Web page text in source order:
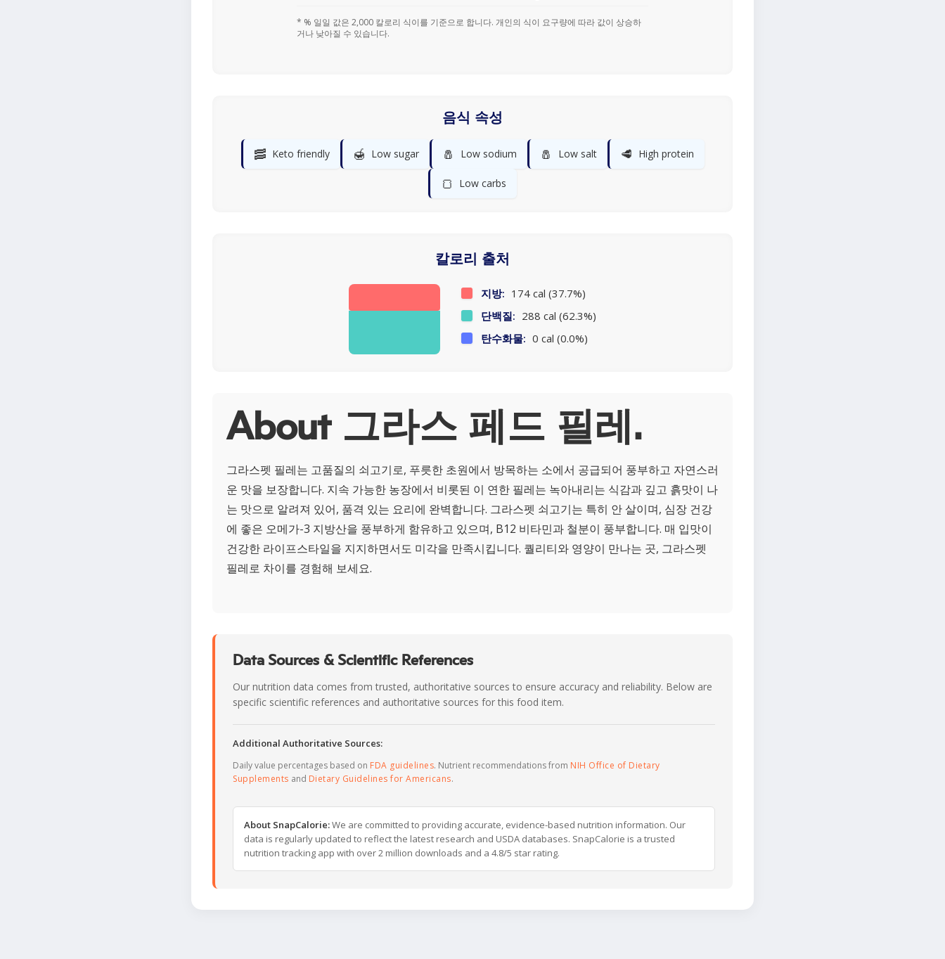
* % 일일 값은 2,000 칼로리 식이를 기준으로 합니다. 개인의 식이 요구량에 따라 값이 상승하
거나 낮아질 수 있습니다.
음식 속성
🥓 Keto friendly 🍯 Low sugar 🧂 Low sodium 🧂 Low salt 🥩 High protein
🍞 Low carbs
칼로리 출처
지방: 174 cal (37.7%)
단백질: 288 cal (62.3%)
탄수화물: 0 cal (0.0%)
About 그라스 페드 필레.
그라스펫 필레는 고품질의 쇠고기로, 푸릇한 초원에서 방목하는 소에서 공급되어 풍부하고 자연스러
운 맛을 보장합니다. 지속 가능한 농장에서 비롯된 이 연한 필레는 녹아내리는 식감과 깊고 흙맛이 나
는 맛으로 알려져 있어, 품격 있는 요리에 완벽합니다. 그라스펫 쇠고기는 특히 안 살이며, 심장 건강
에 좋은 오메가-3 지방산을 풍부하게 함유하고 있으며, B12 비타민과 철분이 풍부합니다. 매 입맛이
건강한 라이프스타일을 지지하면서도 미각을 만족시킵니다. 퀄리티와 영양이 만나는 곳, 그라스펫
필레로 차이를 경험해 보세요.
Data Sources & Scientific References
Our nutrition data comes from trusted, authoritative sources to ensure accuracy and reliability. Below are
specific scientific references and authoritative sources for this food item.
Additional Authoritative Sources:
Daily value percentages based on FDA guidelines. Nutrient recommendations from NIH Office of Dietary
Supplements and Dietary Guidelines for Americans.
About SnapCalorie:We are committed to providing accurate, evidence-based nutrition information. Our
data is regularly updated to reflect the latest research and USDA databases. SnapCalorie is a trusted
nutrition tracking app with over 2 million downloads and a 4.8/5 star rating.